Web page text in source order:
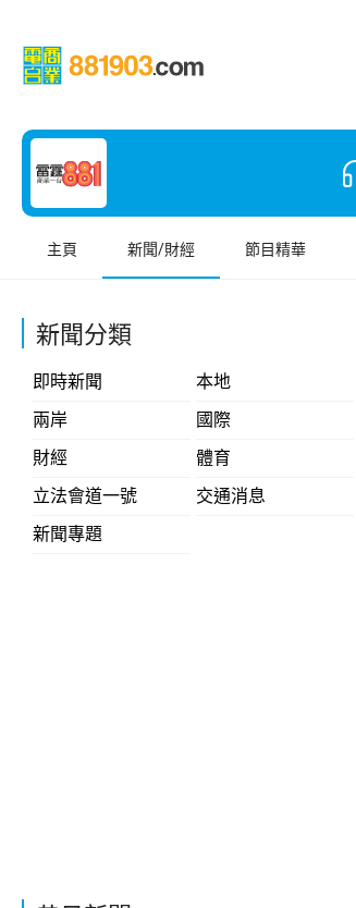
主頁 新聞/財經 節目精華
新聞分類
即時新聞
本地
兩岸
國際
財經
體育
立法會道一號
交通消息
新聞專題